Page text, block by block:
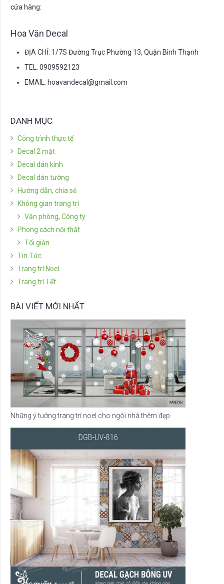
cửa hàng:
Hoa Văn Decal
ĐỊA CHỈ: 1/7S Đường Trục Phường 13, Quận Bình Thạnh
TEL: 0909592123
EMAIL: hoavandecal@gmail.com
DANH MỤC
Công trình thực tế
Decal 2 mặt
Decal dán kính
Decal dán tường
Hướng dẫn, chia sẻ
Không gian trang trí
Văn phòng, Công ty
Phong cách nội thất
Tối giản
Tin Tức
Trang trí Noel
Trang trí Tết
BÀI VIẾT MỚI NHẤT
Những ý tưởng trang trí noel cho ngôi nhà thêm đẹp